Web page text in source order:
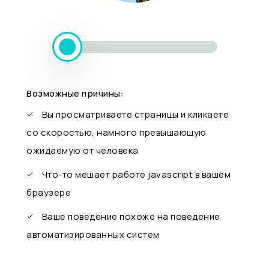
Возможные причины:
Вы просматриваете страницы и кликаете
со скоростью, намного превышающую
ожидаемую от человека
Что-то мешает работе javascript в вашем
браузере
Ваше поведение похоже на поведение
автоматизированных систем